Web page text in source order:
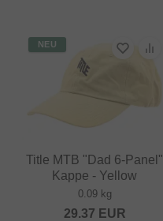
NEU
Title MTB "Dad 6-Panel"
Kappe - Yellow
0.09 kg
29.37 EUR